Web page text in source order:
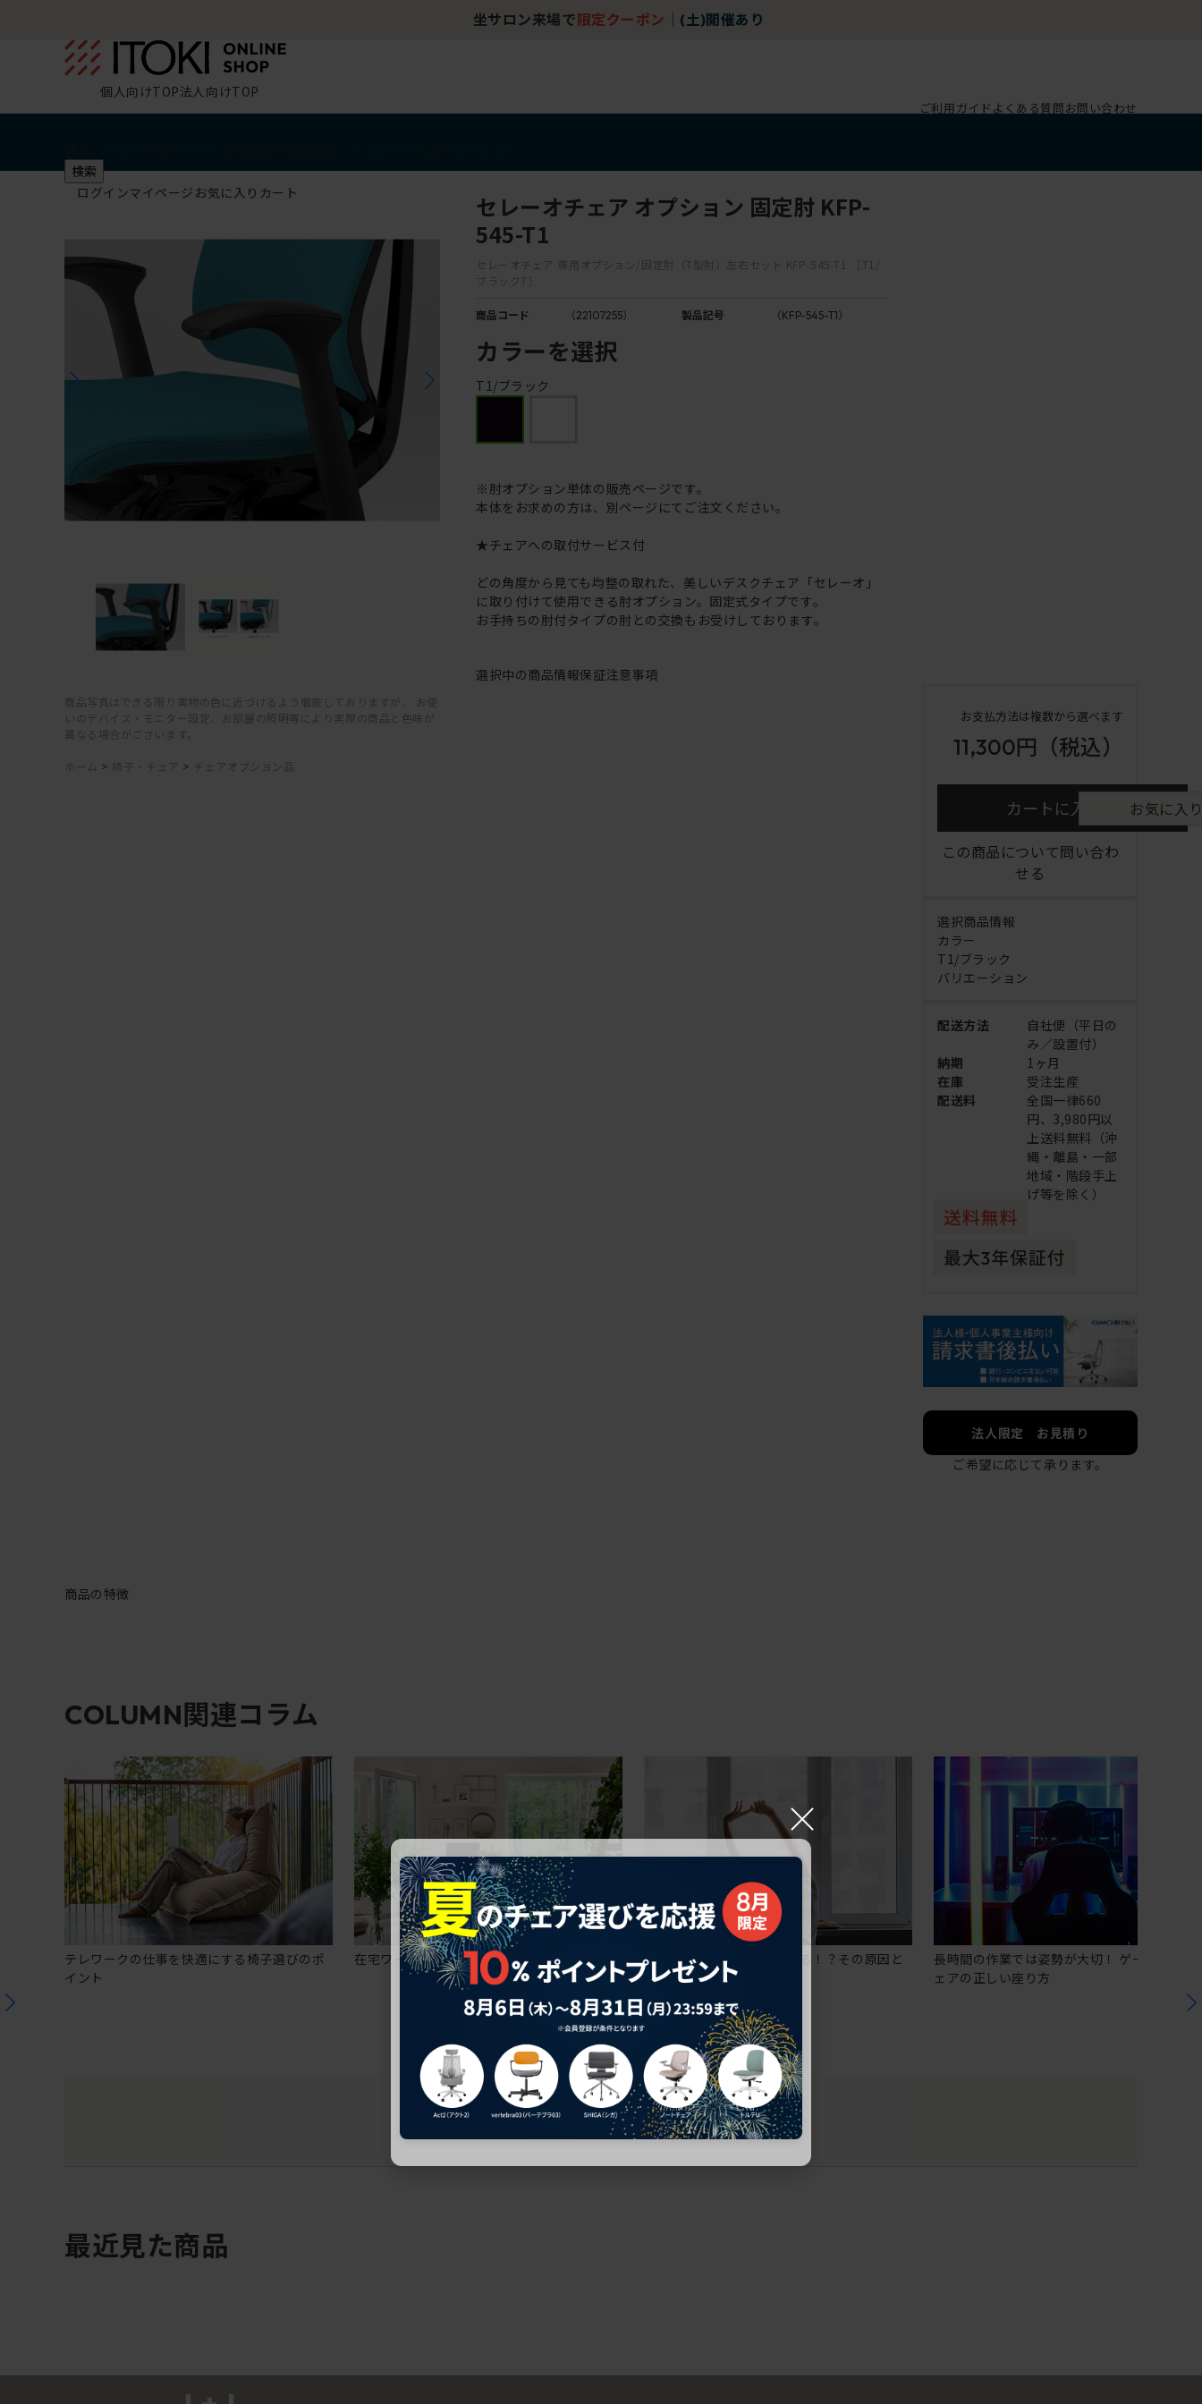
坐サロン来場で限定クーポン｜(土)開催あり
個人向けTOP法人向けTOP
ご利用ガイド よくある質問お問い合わせ
検索
ログインマイページ お気に入り カート
商品写真はできる限り実物の色に近づけるよう徹底しておりますが、 お使
いのデバイス・モニター設定、お部屋の照明等により実際の商品と色味が
異なる場合がございます。
ホーム > 椅子・チェア > チェアオプション品
セレーオチェア オプション 固定肘 KFP-
545-T1
セレーオチェア 専用オプション/固定肘（T型肘）左右セット KFP-545-T1 ［T1/
ブラックT］
商品コード （22107255） 製品記号 （KFP-545-T1）
カラーを選択
T1/ブラック
※肘オプション単体の販売ページです。
本体をお求めの方は、別ページにてご注文ください。
★チェアへの取付サービス付
どの角度から見ても均整の取れた、美しいデスクチェア「セレーオ」
に取り付けて使用できる肘オプション。固定式タイプです。
お手持ちの肘付タイプの肘との交換もお受けしております。
選択中の商品情報保証注意事項
お支払方法は複数から選べます
11,300円 （税込）
カートに入れる お気に入
この商品について問い合わ
せる
選択商品情報
カラー
T1/ブラック
バリエーション
配送方法
自社便（平日の
み／設置付）
納期
1ヶ月
在庫
受注生産
配送料
全国一律660
円、3,980円以
上送料無料（沖
縄・離島・一部
地域・階段手上
げ等を除く）
法人限定 お見積り
ご希望に応じて承ります。
商品の特徴
COLUMN関連コラム
テレワークの仕事を快適にする椅子選びのポ
イント
在宅ワークにおすすめのオフィスチェア5選
椅子に座っているのに疲れる！？その原因と
疲れにくいチェアの選び方
長時間の作業では姿勢が大切！ ゲーミングチ
ェアの正しい座り方
最近見た商品
×